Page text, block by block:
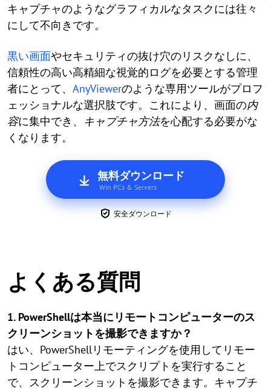
キャプチャのようなグラフィカルなタスクには往々
にして不向きです。
黒い画面やセキュリティの抜け穴のリスクなしに、
信頼性の高い高精細な視覚的ログを必要とする管理
者にとって、 AnyViewerのような専用ツールがプロフ
ェッショナルな選択肢です。これにより、画面の内
容に集中でき、 キャプチャ方法を心配する必要がな
くなります。
無料ダウンロード
Win PCs & Servers
安全ダウンロード
よくある質問
1. PowerShellは本当にリモートコンピューターのス
クリーンショットを撮影できますか？
はい、PowerShellリモーティングを使用してリモー
トコンピューター上でスクリプトを実行すること
で、スクリーンショットを撮影できます。キャプチ